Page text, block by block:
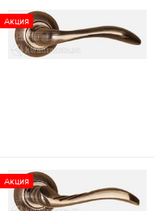
Акция
Акция